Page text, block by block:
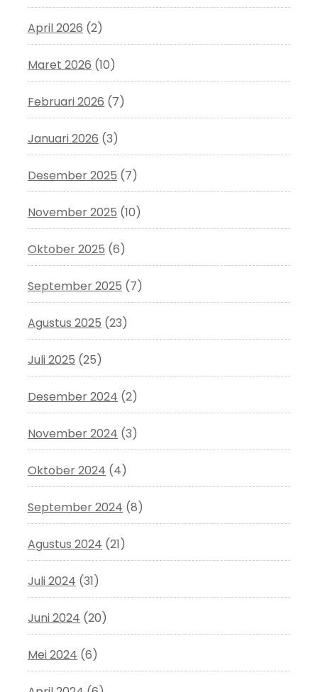
April 2026 (2)
Maret 2026 (10)
Februari 2026 (7)
Januari 2026 (3)
Desember 2025 (7)
November 2025 (10)
Oktober 2025 (6)
September 2025 (7)
Agustus 2025 (23)
Juli 2025 (25)
Desember 2024 (2)
November 2024 (3)
Oktober 2024 (4)
September 2024 (8)
Agustus 2024 (21)
Juli 2024 (31)
Juni 2024 (20)
Mei 2024 (6)